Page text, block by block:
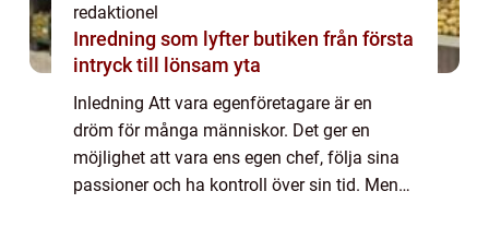
redaktionel
Inredning som lyfter butiken från första
intryck till lönsam yta
Inledning Att vara egenföretagare är en
dröm för många människor. Det ger en
möjlighet att vara ens egen chef, följa sina
passioner och ha kontroll över sin tid. Men